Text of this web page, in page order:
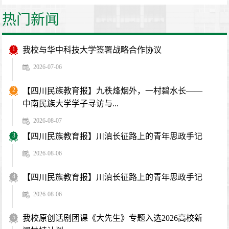
热门新闻
1 我校与华中科技大学签署战略合作协议
2026-07-06
2
【四川民族教育报】九秩烽烟外，一村碧水长——
中南民族大学学子寻访与...
2026-08-07
3 【四川民族教育报】川滇长征路上的青年思政手记
2026-08-06
4 【四川民族教育报】川滇长征路上的青年思政手记
2026-08-06
5
我校原创话剧团课《大先生》专题入选2026高校新